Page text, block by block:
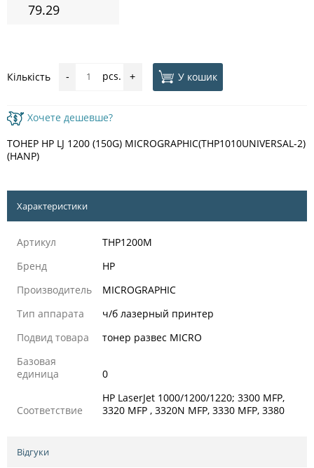
79.29
Кількість - pcs. + У кошик
Хочете дешевше?
ТОНЕР HP LJ 1200 (150G) MICROGRAPHIC(THP1010UNIVERSAL-2)
(HANP)
Характеристики
Артикул
THP1200M
Бренд
HP
Производитель
MICROGRAPHIC
Тип аппарата
ч/б лазерный принтер
Подвид товара
тонер развес MICRO
Базовая
единица
0
Соответствие
HP LaserJet 1000/1200/1220; 3300 MFP,
3320 MFP , 3320N MFP, 3330 MFP, 3380
Відгуки